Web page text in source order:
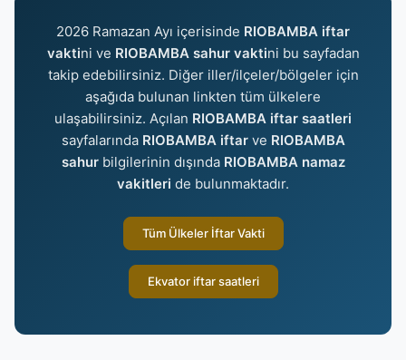
2026 Ramazan Ayı içerisinde RIOBAMBA iftar
vaktini ve RIOBAMBA sahur vaktini bu sayfadan
takip edebilirsiniz. Diğer iller/ilçeler/bölgeler için
aşağıda bulunan linkten tüm ülkelere
ulaşabilirsiniz. Açılan RIOBAMBA iftar saatleri
sayfalarında RIOBAMBA iftarve RIOBAMBA
sahurbilgilerinin dışında RIOBAMBA namaz
vakitleri de bulunmaktadır.
Tüm Ülkeler İftar Vakti
Ekvator iftar saatleri